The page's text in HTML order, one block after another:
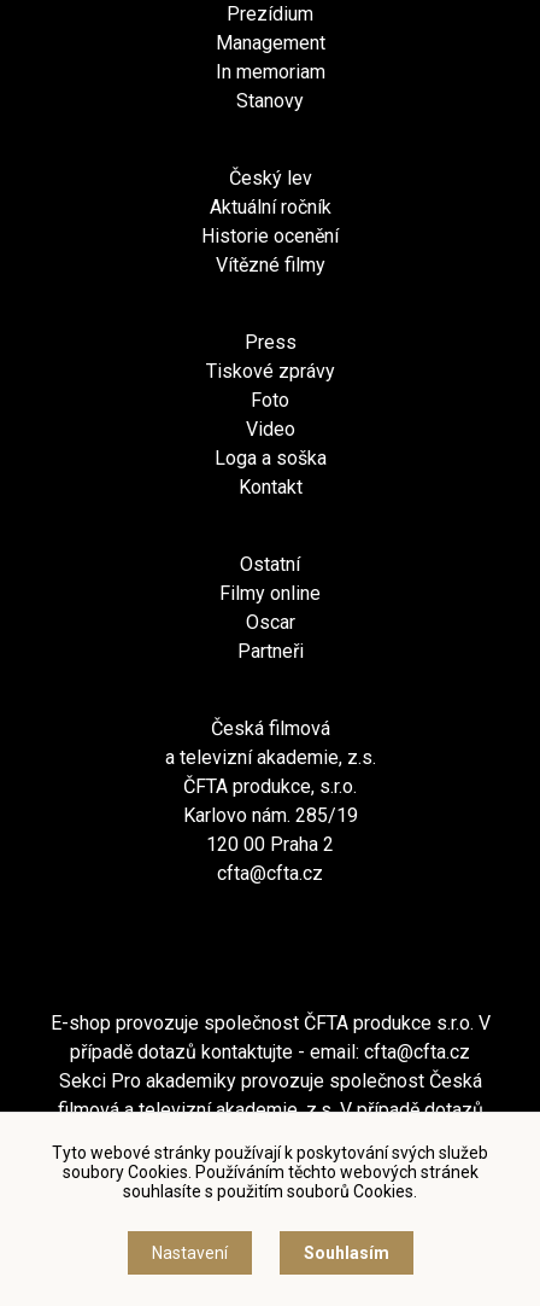
Tyto webové stránky používají k poskytování svých služeb
soubory Cookies. Používáním těchto webových stránek
souhlasíte s použitím souborů Cookies.
Nastavení Souhlasím
Prezídium
Management
In memoriam
Stanovy
Český lev
Aktuální ročník
Historie ocenění
Vítězné filmy
Press
Tiskové zprávy
Foto
Video
Loga a soška
Kontakt
Ostatní
Filmy online
Oscar
Partneři
Česká filmová
a televizní akademie, z.s.
ČFTA produkce, s.r.o.
Karlovo nám. 285/19
120 00 Praha 2
cfta@cfta.cz
E-shop provozuje společnost ČFTA produkce s.r.o. V
případě dotazů kontaktujte - email: cfta@cfta.cz
Sekci Pro akademiky provozuje společnost Česká
filmová a televizní akademie, z.s. V případě dotazů
Podmínky užití a zásady ochrany osobních údajů
Nastavení cookies